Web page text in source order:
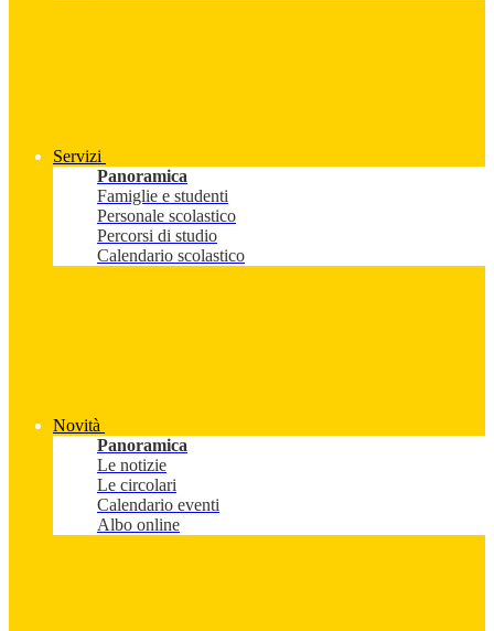
Servizi
Panoramica
Famiglie e studenti
Personale scolastico
Percorsi di studio
Calendario scolastico
Novità
Panoramica
Le notizie
Le circolari
Calendario eventi
Albo online